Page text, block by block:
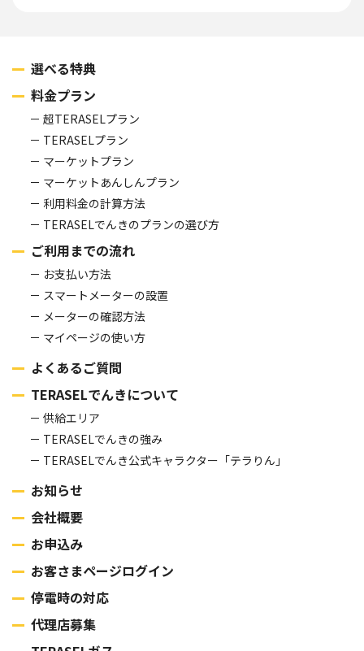
選べる特典
料金プラン
超TERASELプラン
TERASELプラン
マーケットプラン
マーケットあんしんプラン
利用料金の計算方法
TERASELでんきのプランの選び方
ご利用までの流れ
お支払い方法
スマートメーターの設置
メーターの確認方法
マイページの使い方
よくあるご質問
TERASELでんきについて
供給エリア
TERASELでんきの強み
TERASELでんき公式キャラクター「テラりん」
お知らせ
会社概要
お申込み
お客さまページログイン
停電時の対応
代理店募集